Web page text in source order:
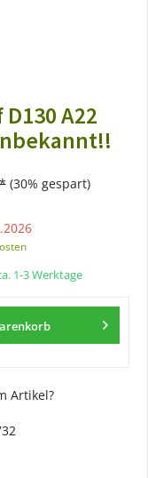
A22
(30% gespart)
1-3 Werktage
Artikel?